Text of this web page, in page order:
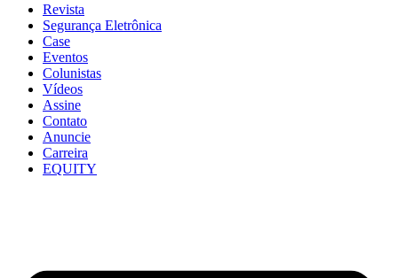
Revista
Segurança Eletrônica
Case
Eventos
Colunistas
Vídeos
Assine
Contato
Anuncie
Carreira
EQUITY